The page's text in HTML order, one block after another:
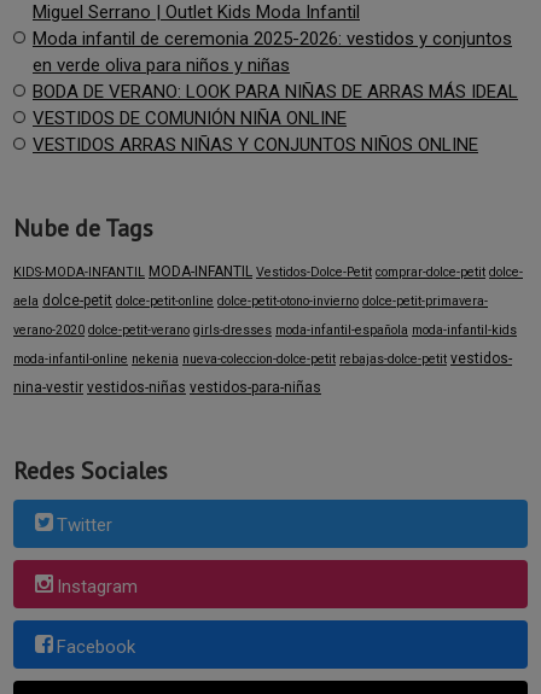
Miguel Serrano | Outlet Kids Moda Infantil
Moda infantil de ceremonia 2025-2026: vestidos y conjuntos
en verde oliva para niños y niñas
BODA DE VERANO: LOOK PARA NIÑAS DE ARRAS MÁS IDEAL
VESTIDOS DE COMUNIÓN NIÑA ONLINE
VESTIDOS ARRAS NIÑAS Y CONJUNTOS NIÑOS ONLINE
Nube de Tags
KIDS-MODA-INFANTIL MODA-INFANTIL Vestidos-Dolce-Petit comprar-dolce-petit dolce-
aela dolce-petit dolce-petit-online dolce-petit-otono-invierno dolce-petit-primavera-
verano-2020 dolce-petit-verano girls-dresses moda-infantil-española moda-infantil-kids
moda-infantil-online nekenia nueva-coleccion-dolce-petit rebajas-dolce-petit vestidos-
nina-vestir vestidos-niñas vestidos-para-niñas
Redes Sociales
Twitter
Instagram
Facebook